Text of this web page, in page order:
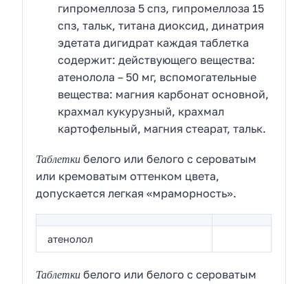
гипромеллоза 5 спз, гипромеллоза 15
спз, тальк, титана диоксид, динатрия
эдетата дигидрат каждая таблетка
содержит: действующего вещества:
атенолола – 50 мг, вспомогательные
вещества: магния карбонат основной,
крахмал кукурузный, крахмал
картофельный, магния стеарат, тальк.
Таблетки белого или белого с сероватым
или кремоватым оттенком цвета,
допускается легкая «мраморность».
атенолол
Таблетки белого или белого с сероватым